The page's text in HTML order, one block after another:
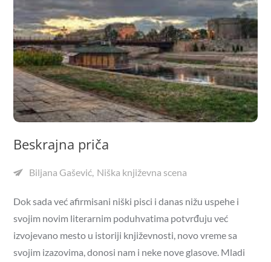
Beskrajna priča
Biljana Gašević Niška književna scena
Dok sada već afirmisani niški pisci i danas nižu uspehe i
svojim novim literarnim poduhvatima potvrđuju već
izvojevano mesto u istoriji književnosti, novo vreme sa
svojim izazovima, donosi nam i neke nove glasove. Mladi